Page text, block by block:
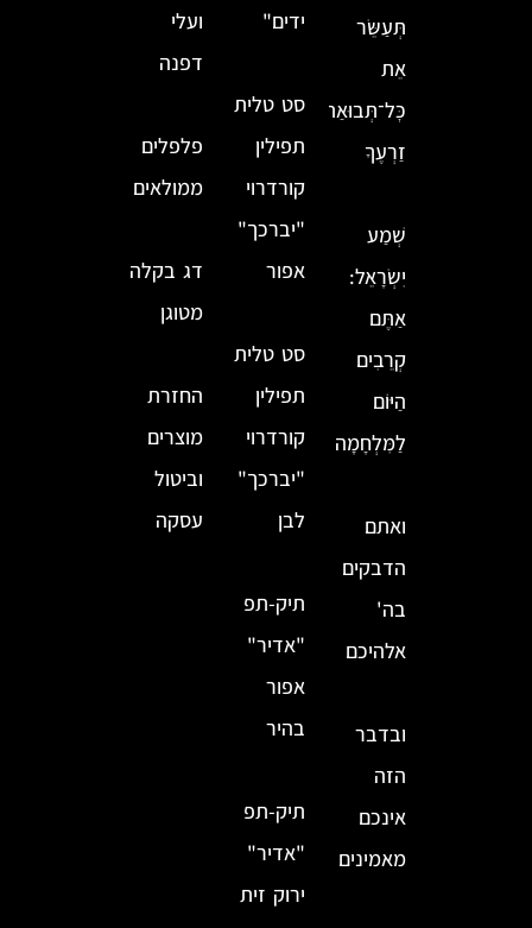
תְּעַשֵּׂר
אֵת
כׇּל־תְּבוּאַת
זַרְעֶךָ
שְׁמַע
יִשְׂרָאֵל:
אַתֶּם
קְרֵבִים
הַיּוֹם
לַמִּלְחָמָה
ואתם
הדבקים
בה'
אלהיכם
ובדבר
הזה
אינכם
מאמינים
ידים"
סט טלית
תפילין
קורדרוי
"יברכך"
אפור
סט טלית
תפילין
קורדרוי
"יברכך"
לבן
תיק-תפ
"אדיר"
אפור
בהיר
תיק-תפ
"אדיר"
ירוק זית
ועלי
דפנה
פלפלים
ממולאים
דג בקלה
מטוגן
החזרת
מוצרים
וביטול
עסקה